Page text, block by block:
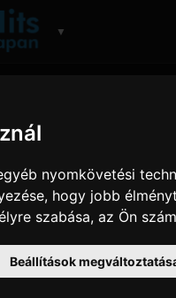
nyomkövetési
, hogy jobb
szabása,az Ön
Beállítások
▼